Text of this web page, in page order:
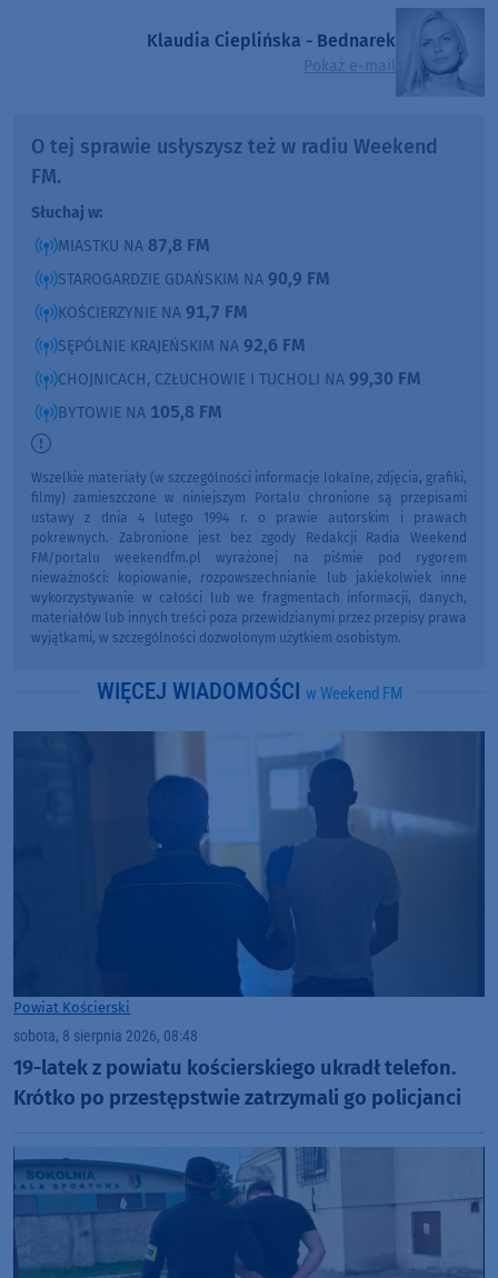
Klaudia Cieplińska - Bednarek
Pokaż e-mail
O tej sprawie usłyszysz też w radiu Weekend
FM.
Słuchaj w:
MIASTKU NA 87,8 FM
STAROGARDZIE GDAŃSKIM NA 90,9 FM
KOŚCIERZYNIE NA 91,7 FM
SĘPÓLNIE KRAJEŃSKIM NA 92,6 FM
CHOJNICACH, CZŁUCHOWIE I TUCHOLI NA 99,30 FM
BYTOWIE NA 105,8 FM
Wszelkie materiały (w szczególności informacje lokalne, zdjęcia, grafiki,
filmy) zamieszczone w niniejszym Portalu chronione są przepisami
ustawy z dnia 4 lutego 1994 r. o prawie autorskim i prawach
pokrewnych. Zabronione jest bez zgody Redakcji Radia Weekend
FM/portalu weekendfm.pl wyrażonej na piśmie pod rygorem
nieważności: kopiowanie, rozpowszechnianie lub jakiekolwiek inne
wykorzystywanie w całości lub we fragmentach informacji, danych,
materiałów lub innych treści poza przewidzianymi przez przepisy prawa
wyjątkami, w szczególności dozwolonym użytkiem osobistym.
WIĘCEJ WIADOMOŚCI w Weekend FM
Powiat Kościerski
sobota, 8 sierpnia 2026, 08:48
19-latek z powiatu kościerskiego ukradł telefon.
Krótko po przestępstwie zatrzymali go policjanci